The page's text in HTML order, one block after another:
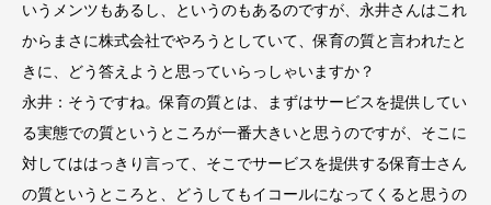
いうメンツもあるし、というのもあるのですが、永井さんはこれ
からまさに株式会社でやろうとしていて、保育の質と言われたと
きに、どう答えようと思っていらっしゃいますか？
永井：そうですね。保育の質とは、まずはサービスを提供してい
る実態での質というところが一番大きいと思うのですが、そこに
対してははっきり言って、そこでサービスを提供する保育士さん
の質というところと、どうしてもイコールになってくると思うの